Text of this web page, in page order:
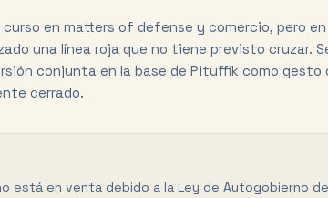
en matters of defense y comercio, pero
una línea roja que no tiene previsto cruzar.
conjunta en la base de Pituffik como
cerrado.
está en venta debido a la Ley de Autogobierno